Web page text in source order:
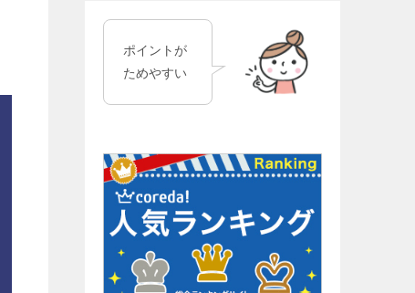
ポイントが
ためやすい